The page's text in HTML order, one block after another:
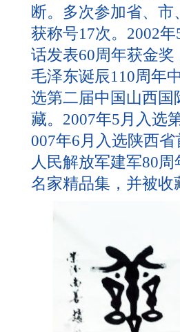
断。多次参加省、
获称号17次。2002
话发表60周年获金
毛泽东诞辰110周年
选第二届中国山西
藏。2007年5月入选
007年6月入选陕西
人民解放军建军80
名家精品集，并被收